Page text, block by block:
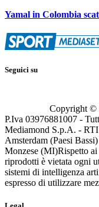
Yamal in Colombia
Seguici su
Copyright ©
P.Iva 03976881007 -
Mediamond S.p.A. -
Amsterdam (Paesi
Monzese (MI)Rispetto
riprodotti è vietata ogni
sistemi di intelligenza
espresso di utilizzare